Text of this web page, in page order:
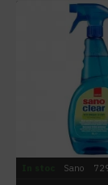
Sano